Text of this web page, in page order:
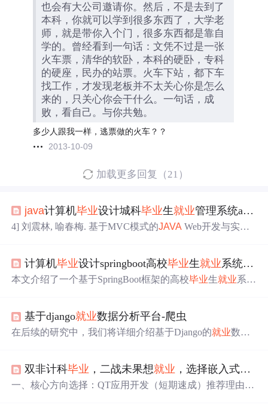
也会有大公司邀请你。然后，不是去到了
本科，你就可以学到很多东西了，大学老
师，就是带你入个门，很多东西都是靠自
学的。曾经看到一句话：文凭不过是一张
火车票，清华的软卧，本科的硬卧，专科
的硬座，民办的站票。火车下站，都下车
找工作，才发现老板并不太关心你是怎么
来的，只关心你会干什么。一句话，成
败，看自己。与你共勉。
多少人跟我一样，逃票做的火车？？
2013-10-09
加载更多回复（21）
java计算机毕业设计城科毕业生就业管理系统app（开题+程序+论文）
4] 刘震林, 喻春梅. 基于MVC模式的JAVA Web开发与实践
[J]. 信息记录材料, 2022, 23 (04): 130-132.[7] 赵子昂, 黄钧露.
JAVA编程在计算机应用软件中的应用特征与技术研究[J].
计算机毕业设计springboot高校毕业生就业系统 基于Spring Boot的高校
本文介绍了一个基于SpringBoot框架的高校毕业生就业系
就业招聘查询、简历投递、就业政策咨询和论坛交流等功
能模块，同时为管理员提供毕业生管理、招聘信息维护等
统界面截图，展示了
毕业生和管理员的操作界面，包括注
册登录、招聘信息浏览、简历投递等功能。该系统为高校
就业
工作提供了信息化解决方案，有助于提升 毕业生
基于django就业数据分析平台-爬虫
在后续的研究中，我们将详细介绍基于Django的就业数据
现一个基于Django的 就业数据分析平台，通过爬虫技术收
集和整合相关就业 数据，为用户提供全面的就业市场分析
双非计科毕业 ，二战未果想就业 ，选择嵌入式开发还是
一、核心方向选择：QT应用开发（短期速成）推荐理由快